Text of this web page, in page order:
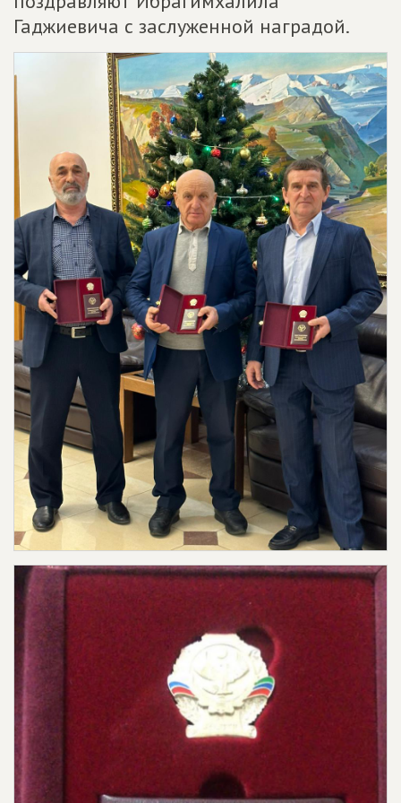
Гаджиевича с заслуженной наградой.